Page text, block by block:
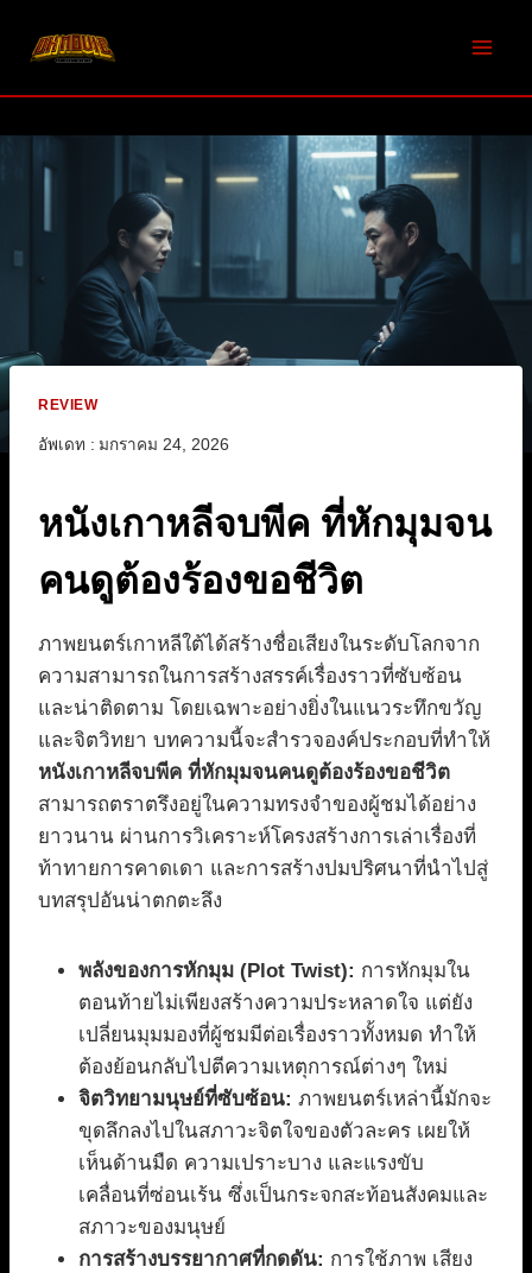
REVIEW
อัพเดท : มกราคม 24, 2026
หนังเกาหลีจบพีค ที่หักมุมจน
คนดูต้องร้องขอชีวิต
ภาพยนตร์เกาหลีใต้ได้สร้างชื่อเสียงในระดับโลกจาก
ความสามารถในการสร้างสรรค์เรื่องราวที่ซับซ้อน
และน่าติดตาม โดยเฉพาะอย่างยิ่งในแนวระทึกขวัญ
และจิตวิทยา บทความนี้จะสำรวจองค์ประกอบที่ทำให้
หนังเกาหลีจบพีค ที่หักมุมจนคนดูต้องร้องขอชีวิต
สามารถตราตรึงอยู่ในความทรงจำของผู้ชมได้อย่าง
ยาวนาน ผ่านการวิเคราะห์โครงสร้างการเล่าเรื่องที่
ท้าทายการคาดเดา และการสร้างปมปริศนาที่นำไปสู่
บทสรุปอันน่าตกตะลึง
พลังของการหักมุม (Plot Twist): การหักมุมใน
ตอนท้ายไม่เพียงสร้างความประหลาดใจ แต่ยัง
เปลี่ยนมุมมองที่ผู้ชมมีต่อเรื่องราวทั้งหมด ทำให้
ต้องย้อนกลับไปตีความเหตุการณ์ต่างๆ ใหม่
จิตวิทยามนุษย์ที่ซับซ้อน: ภาพยนตร์เหล่านี้มักจะ
ขุดลึกลงไปในสภาวะจิตใจของตัวละคร เผยให้
เห็นด้านมืด ความเปราะบาง และแรงขับ
เคลื่อนที่ซ่อนเร้น ซึ่งเป็นกระจกสะท้อนสังคมและ
สภาวะของมนุษย์
การสร้างบรรยากาศที่กดดัน: การใช้ภาพ เสียง